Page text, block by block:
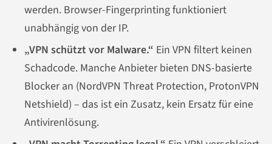
werden. Browser-Fingerprinting funktioniert
unabhängig von der IP.
„VPN schützt vor Malware.“ Ein VPN filtert keinen
Schadcode. Manche Anbieter bieten DNS-basierte
Blocker an (NordVPN Threat Protection, ProtonVPN
Netshield) – das ist ein Zusatz, kein Ersatz für eine
Antivirenlösung.